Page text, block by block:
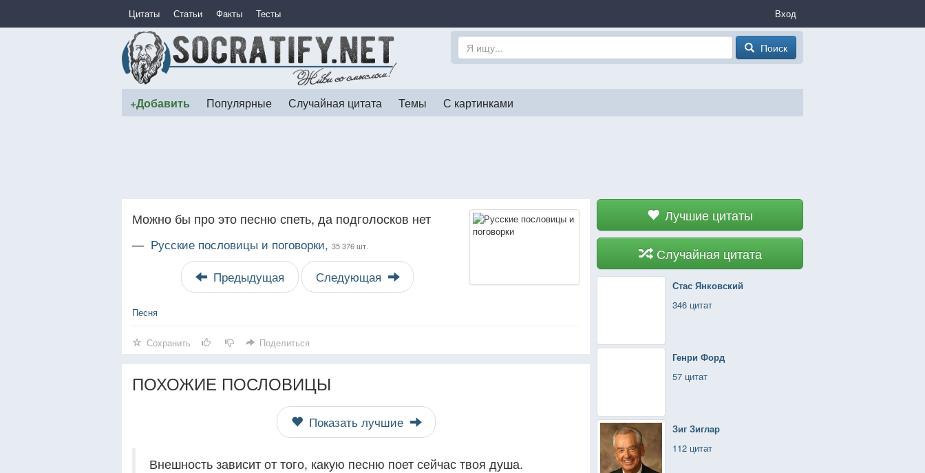
Цитаты Статьи Факты Тесты Вход
Поиск
+Добавить Популярные Случайная цитата Темы С картинками
Лучшие цитаты
Случайная цитата
Стас Янковский
346 цитат
Генри Форд
57 цитат
Зиг Зиглар
112 цитат
Можно бы про это песню спеть, да подголосков нет
— Русские пословицы и поговорки, 35 376 шт.
Предыдущая Следующая
Песня
Сохранить Поделиться
ПОХОЖИЕ ПОСЛОВИЦЫ
Показать лучшие
Внешность зависит от того, какую песню поет сейчас твоя душа.